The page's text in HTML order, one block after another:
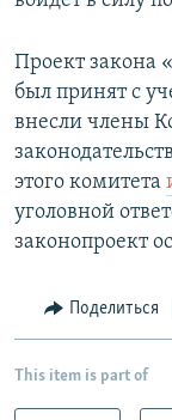
Проект закона
был принят с
внесли члены
этого комитета
уголовной
законопроект
Поделиться
This item is part of